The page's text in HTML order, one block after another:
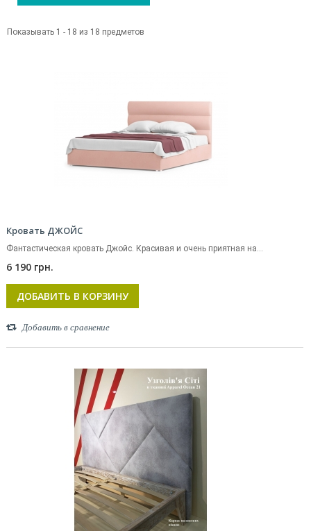
Показывать 1 - 18 из 18 предметов
Кровать ДЖОЙС
Фантастическая кровать Джойс. Красивая и очень приятная на...
6 190 грн.
ДОБАВИТЬ В КОРЗИНУ
Добавить в сравнение